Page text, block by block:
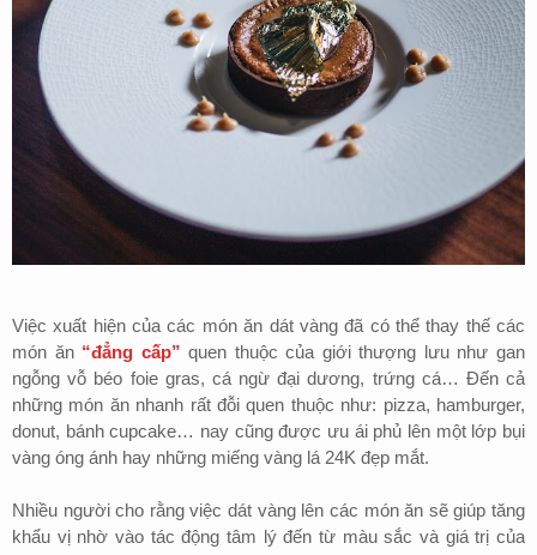
Việc xuất hiện của các món ăn dát vàng đã có thể thay thế các
món ăn “đẳng cấp” quen thuộc của giới thượng lưu như gan
ngỗng vỗ béo foie gras, cá ngừ đại dương, trứng cá… Đến cả
những món ăn nhanh rất đỗi quen thuộc như: pizza, hamburger,
donut, bánh cupcake… nay cũng được ưu ái phủ lên một lớp bụi
vàng óng ánh hay những miếng vàng lá 24K đẹp mắt.
Nhiều người cho rằng việc dát vàng lên các món ăn sẽ giúp tăng
khẩu vị nhờ vào tác động tâm lý đến từ màu sắc và giá trị của